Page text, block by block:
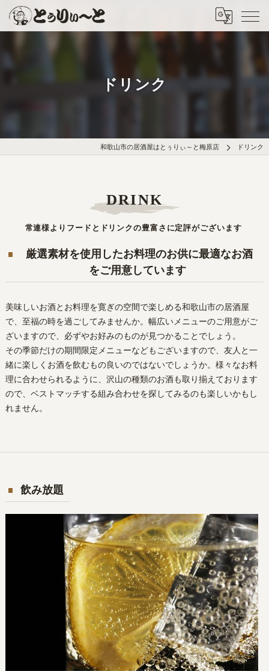
ドリンク
和歌山市の居酒屋はとぅりぃ～と梅原店 ドリンク
常連様よりフードとドリンクの豊富さに定評がございます
DRINK
厳選素材を使用したお料理のお供に最適なお酒
をご用意しています
美味しいお酒とお料理を寛ぎの空間で楽しめる和歌山市の居酒屋
で、至福の時を過ごしてみませんか。幅広いメニューのご用意がご
ざいますので、必ずやお好みのものが見つかることでしょう。
その季節だけの期間限定メニューなどもございますので、友人と一
緒に楽しくお酒を飲むもの良いのではないでしょうか。様々なお料
理に合わせられるように、沢山の種類のお酒も取り揃えております
ので、ベストマッチする組み合わせを探してみるのも楽しいかもし
れません。
飲み放題